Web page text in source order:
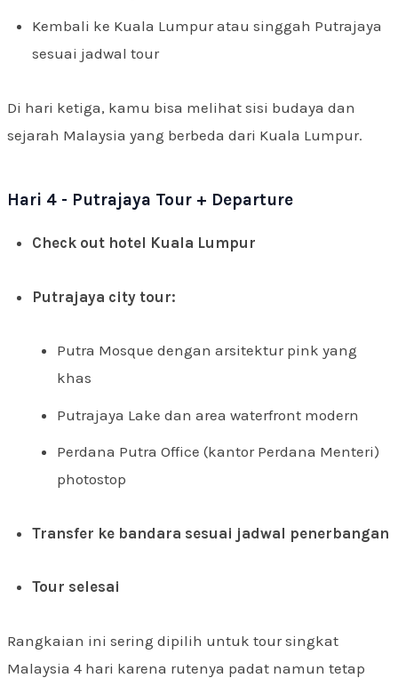
Kembali ke Kuala Lumpur atau singgah Putrajaya
sesuai jadwal tour
Di hari ketiga, kamu bisa melihat sisi budaya dan
sejarah Malaysia yang berbeda dari Kuala Lumpur.
Hari 4 - Putrajaya Tour + Departure
Check out hotel Kuala Lumpur
Putrajaya city tour:
Putra Mosque dengan arsitektur pink yang
khas
Putrajaya Lake dan area waterfront modern
Perdana Putra Office (kantor Perdana Menteri)
photostop
Transfer ke bandara sesuai jadwal penerbangan
Tour selesai
Rangkaian ini sering dipilih untuk tour singkat
Malaysia 4 hari karena rutenya padat namun tetap